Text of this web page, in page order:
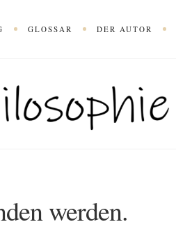
GLOSSAR DER AUTOR
werden.